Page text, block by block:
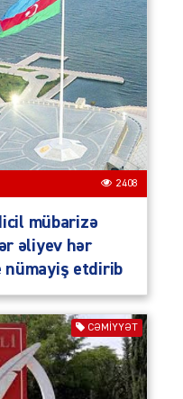
2408
mübarizə
əliyev hər
nümayiş etdirib
CƏMIYYƏT